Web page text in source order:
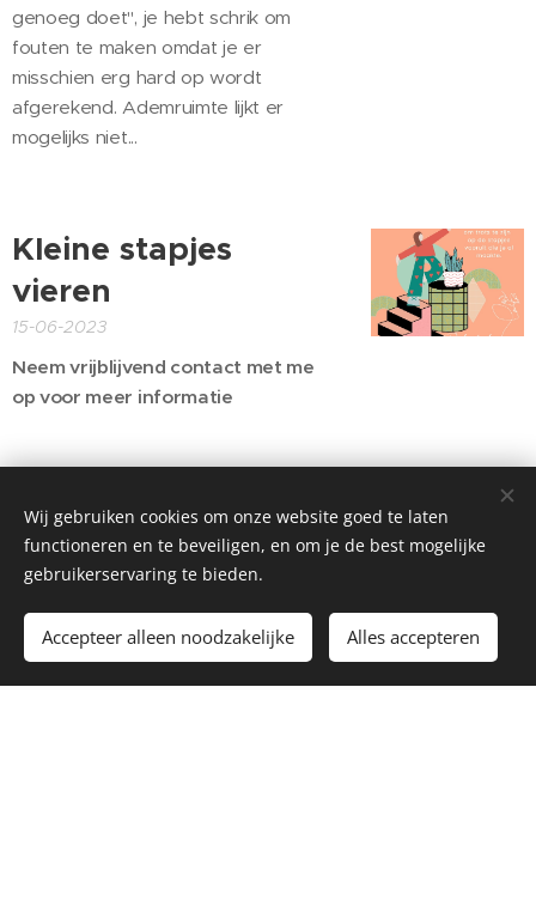
genoeg doet", je hebt schrik om
fouten te maken omdat je er
misschien erg hard op wordt
afgerekend. Ademruimte lijkt er
mogelijks niet...
Kleine stapjes
vieren
15-06-2023
Neem vrijblijvend contact met me
op voor meer informatie
Neem vrijblijvend contact met me op
voor meer informatie
Kim Demeersman
Wij gebruiken cookies om onze website goed te laten
functioneren en te beveiligen, en om je de best mogelijke
gebruikerservaring te bieden.
Accepteer alleen noodzakelijke Alles accepteren